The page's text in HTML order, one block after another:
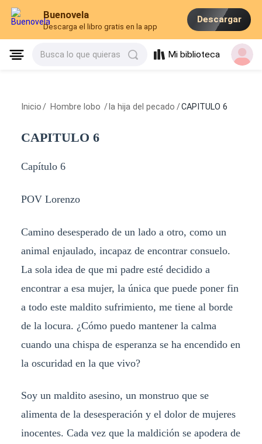
Buenovela
Descarga el libro gratis en la app
Descargar
Busca lo que quieras Mi biblioteca
Inicio / Hombre lobo / la hija del pecado /CAPITULO 6
CAPITULO 6
Capítulo 6
POV Lorenzo
Camino desesperado de un lado a otro, como un
animal enjaulado, incapaz de encontrar consuelo.
La sola idea de que mi padre esté decidido a
encontrar a esa mujer, la única que puede poner fin
a todo este maldito sufrimiento, me tiene al borde
de la locura. ¿Cómo puedo mantener la calma
cuando una chispa de esperanza se ha encendido en
la oscuridad en la que vivo?
Soy un maldito asesino, un monstruo que se
alimenta de la desesperación y el dolor de mujeres
inocentes. Cada vez que la maldición se apodera de